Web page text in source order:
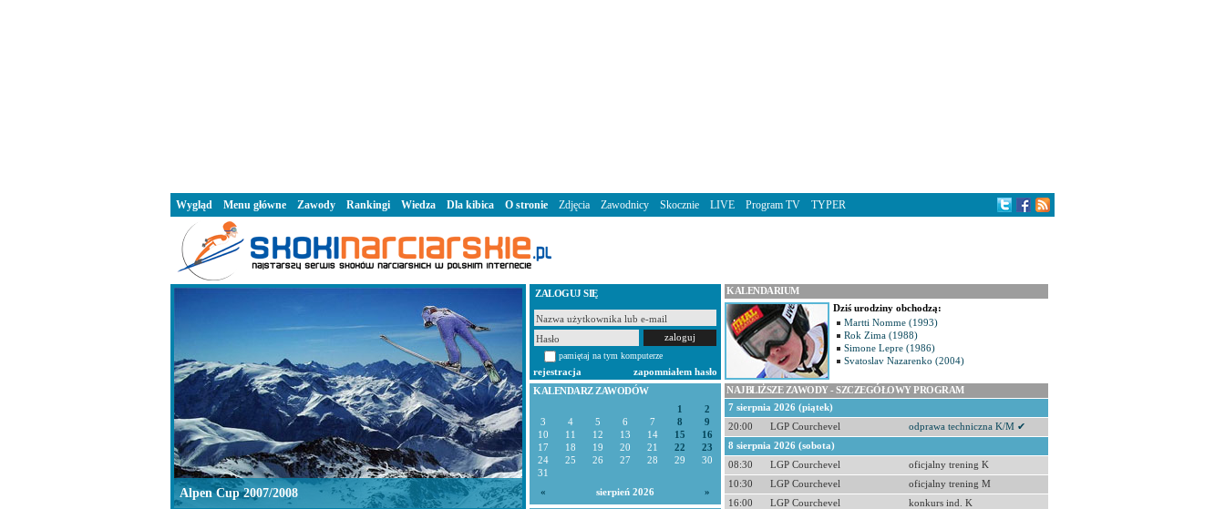
ZALOGUJ SIĘ
pamiętaj na tym komputerze
rejestracja
zapomniałem hasło
KALENDARZ ZAWODÓW
1
2
3
4 5 6 7 8
9
10
11 12 13 14 15
16
17
18 19 20 21 22
23
24
25 26 27 28 29
30
31
«
sierpień 2026 »
Alpen Cup 2007/2008
KALENDARIUM
Dziś urodziny obchodzą:
Martti Nomme (1993)
Rok Zima (1988)
Simone Lepre (1986)
Svatoslav Nazarenko (2004)
NAJBLIŻSZE ZAWODY - SZCZEGÓŁOWY PROGRAM
7 sierpnia 2026 (piątek)
20:00
LGP Courchevel
odprawa techniczna K/M ✔
8 sierpnia 2026 (sobota)
08:30
LGP Courchevel
oficjalny trening K
10:30
LGP Courchevel
oficjalny trening M
16:00
LGP Courchevel
konkurs ind. K
Wygląd Menu główne Zawody Rankingi Wiedza Dla kibica O stronie Zdjęcia Zawodnicy Skocznie LIVE Program TV TYPER